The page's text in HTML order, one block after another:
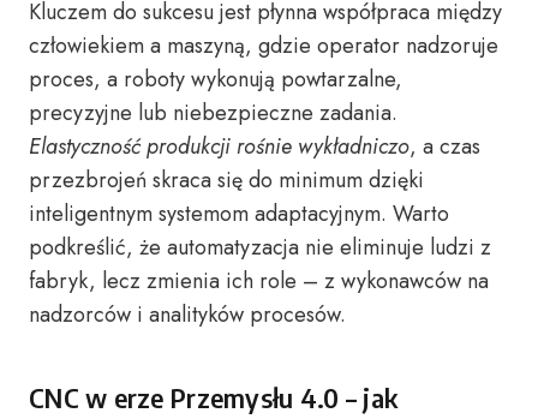
Kluczem do sukcesu jest płynna współpraca między
człowiekiem a maszyną, gdzie operator nadzoruje
proces, a roboty wykonują powtarzalne,
precyzyjne lub niebezpieczne zadania.
Elastyczność produkcji rośnie wykładniczo, a czas
przezbrojeń skraca się do minimum dzięki
inteligentnym systemom adaptacyjnym. Warto
podkreślić, że automatyzacja nie eliminuje ludzi z
fabryk, lecz zmienia ich role – z wykonawców na
nadzorców i analityków procesów.
CNC w erze Przemysłu 4.0 – jak